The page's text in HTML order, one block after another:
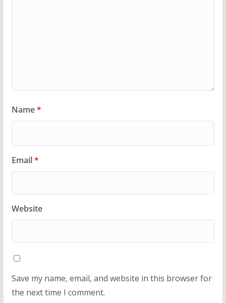
Name*
Email*
Website
Save my name, email, and website in this browser for
the next time I comment.